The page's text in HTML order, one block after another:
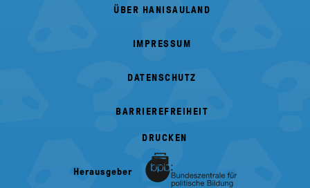
ÜBER HANISAULAND
IMPRESSUM
DATENSCHUTZ
BARRIEREFREIHEIT
DRUCKEN
Herausgeber